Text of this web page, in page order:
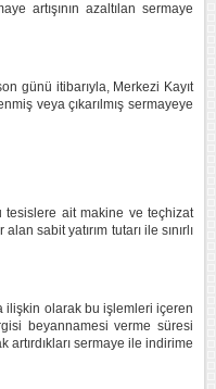
artışının azaltılan sermaye
günü itibarıyla, Merkezi Kayıt
veya çıkarılmış sermayeye
tesislere ait makine ve teçhizat
sabit yatırım tutarı ile sınırlı
ilişkin olarak bu işlemleri içeren
beyannamesi verme süresi
sermaye ile indirime